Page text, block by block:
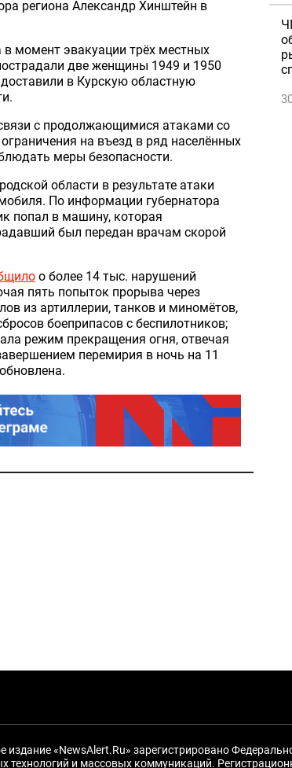
региона Александр Хинштейн в
момент эвакуации трёх местных
две женщины 1949 и 1950
в Курскую областную
с продолжающимися атаками со
на въезд в ряд населённых
меры безопасности.
области в результате атаки
По информации губернатора
попал в машину, которая
был передан врачам скорой
о более 14 тыс. нарушений
пять попыток прорыва через
из артиллерии, танков и миномётов,
боеприпасов с беспилотников;
режим прекращения огня, отвечая
перемирия в ночь на 11
издание «NewsAlert.Ru» зарегистрировано
технологий и массовых коммуникаций.